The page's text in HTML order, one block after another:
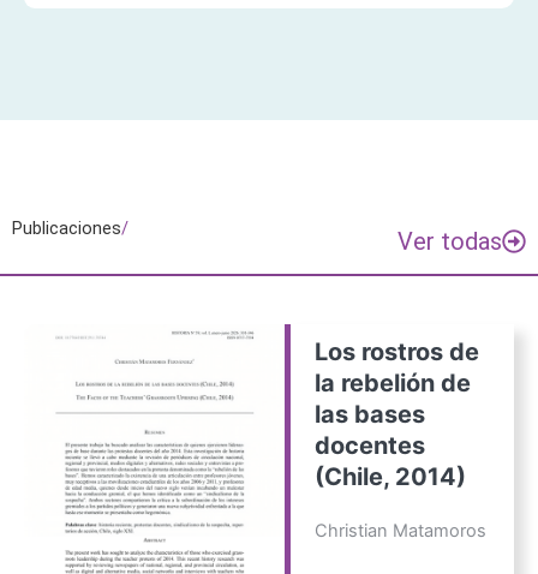
Publicaciones/ Ver todas
Los rostros de
la rebelión de
las bases
docentes
(Chile, 2014)
Christian Matamoros